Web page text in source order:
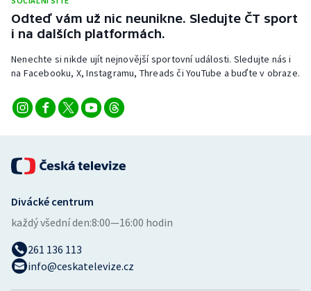
Stolní tenis
Triatlon
Veslování
Vodní slalom
Ostatní
Odteď vám už nic neunikne. Sledujte ČT sport
i na dalších platformách.
Nenechte si nikde ujít nejnovější sportovní události. Sledujte nás i
na Facebooku, X, Instagramu, Threads či YouTube a buďte v obraze.
Divácké centrum
každý všední den:8:00—16:00 hodin
261 136 113
info@ceskatelevize.cz